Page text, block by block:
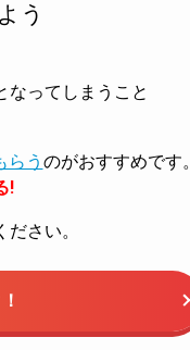
う
なってしまうこと
らう のがおすすめです。
!
さい。